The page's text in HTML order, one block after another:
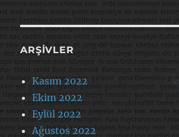
ARŞIVLER
Kasım 2022
Ekim 2022
Eylül 2022
Ağustos 2022